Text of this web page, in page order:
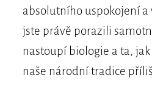
absolutního uspokojení a
jste právě porazili
nastoupí biologie a ta,
naše národní tradice